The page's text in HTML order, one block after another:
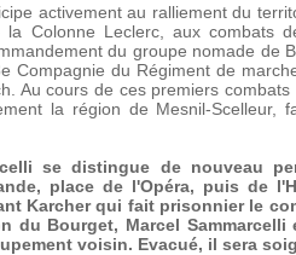
activement au ralliement du
Colonne Leclerc, aux combats
du groupe nomade de
Compagnie du Régiment de
Au cours de ces premiers
la région de Mesnil-
se distingue de nouveau
place de l'Opéra, puis de
Karcher qui fait prisonnier le
du Bourget, Marcel
voisin. Evacué, il sera